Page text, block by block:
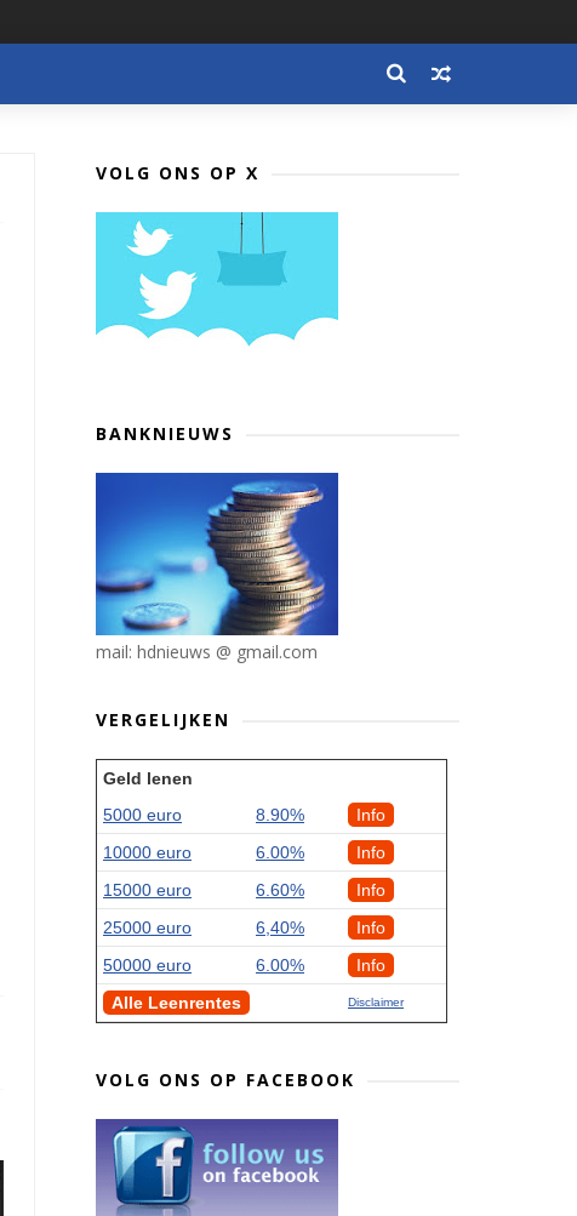
VOLG ONS OP X
BANKNIEUWS
mail: hdnieuws @ gmail.com
VERGELIJKEN
Geld lenen
5000 euro
8.90%
Info
10000 euro
6.00%
Info
15000 euro
6.60%
Info
25000 euro
6,40%
Info
50000 euro
6.00%
Info
Alle Leenrentes
Disclaimer
VOLG ONS OP FACEBOOK